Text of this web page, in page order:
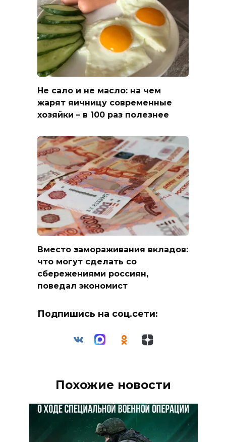
Не сало и не масло: на чем
жарят яичницу современные
хозяйки – в 100 раз полезнее
Вместо замораживания вкладов:
что могут сделать со
сбережениями россиян,
поведал экономист
Подпишись на соц.сети:
Похожие новости